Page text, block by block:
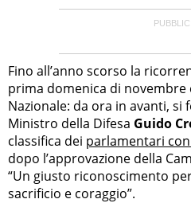
Fino all’anno scorso la
prima domenica di novembre
Nazionale: da ora in avanti, si
Ministro della Difesa Guido
classifica dei parlamentari
dopo l’approvazione della
“Un giusto riconoscimento
sacrificio e coraggio”.